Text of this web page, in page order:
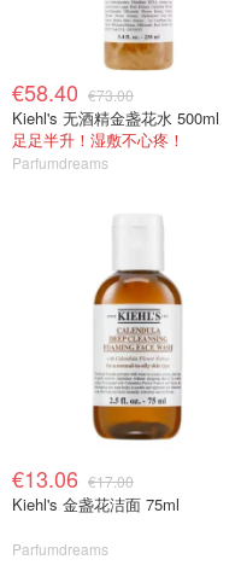
€58.40 €73.00
Kiehl's 无酒精金盏花水 500ml
足足半升！湿敷不心疼！
Parfumdreams
€13.06 €17.00
Kiehl's 金盏花洁面 75ml
Parfumdreams